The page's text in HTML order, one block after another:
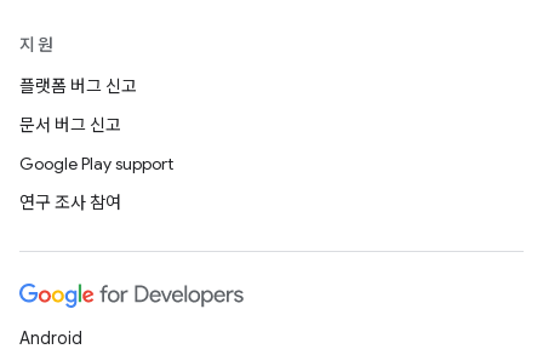
지원
플랫폼 버그 신고
문서 버그 신고
Google Play support
연구 조사 참여
Android